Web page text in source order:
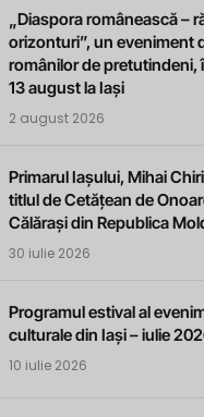
„Diaspora românească –
orizonturi”, un eveniment
românilor de pretutindeni,
13 august la Iași
2 august 2026
Primarul Iașului, Mihai
titlul de Cetățean de
Călărași din Republica
30 iulie 2026
Programul estival al
culturale din Iași – iulie
10 iulie 2026